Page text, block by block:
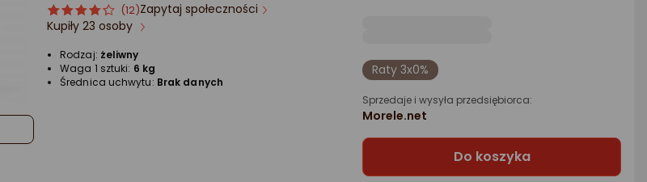
ocena
produktu
gwiazdki
Ocena
produktu
(12)Zapytaj społeczności
Kupiły 23 osoby
Rodzaj: żeliwny
Waga 1 sztuki: 6 kg
Średnica uchwytu: Brak danych
Raty 3x0%
Sprzedaje i wysyła przedsiębiorca:
Morele.net
Do koszyka